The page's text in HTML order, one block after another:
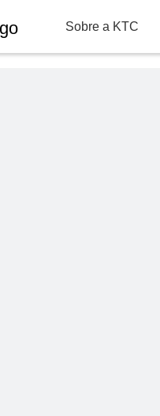
Sobre a KTC
Sobre a KTC